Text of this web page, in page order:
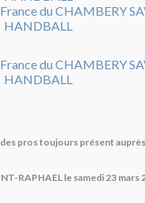
pros toujours présent
RAPHAEL le samedi 23 mars